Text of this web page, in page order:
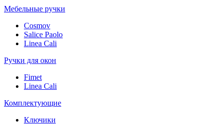
Мебельные ручки
Cosmov
Salice Paolo
Linea Cali
Ручки для окон
Fimet
Linea Cali
Комплектующие
Ключики